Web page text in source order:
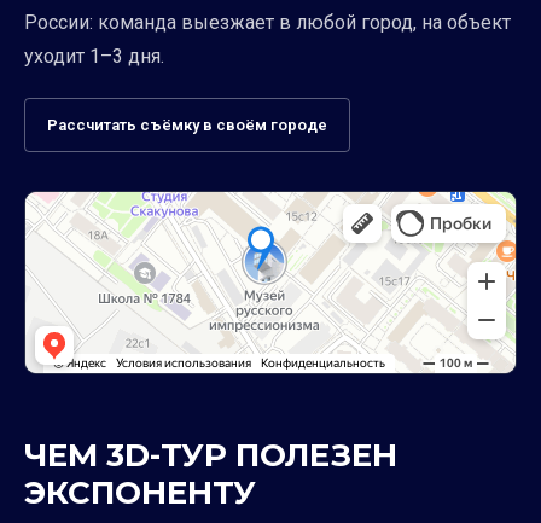
России: команда выезжает в любой город, на объект
уходит 1–3 дня.
Рассчитать съёмку в своём городе
ЧЕМ 3D-ТУР ПОЛЕЗЕН
ЭКСПОНЕНТУ